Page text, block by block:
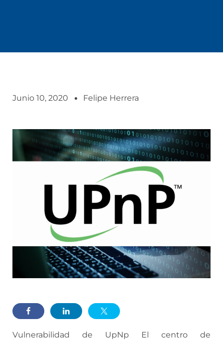
Junio 10, 2020 Felipe Herrera
Vulnerabilidad de UpNp El centro de